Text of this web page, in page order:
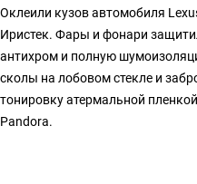
Оклеили кузов автомобиля
Иристек. Фары и фонари
антихром и полную
сколы на лобовом стекле и
тонировку атермальной
Pandora.